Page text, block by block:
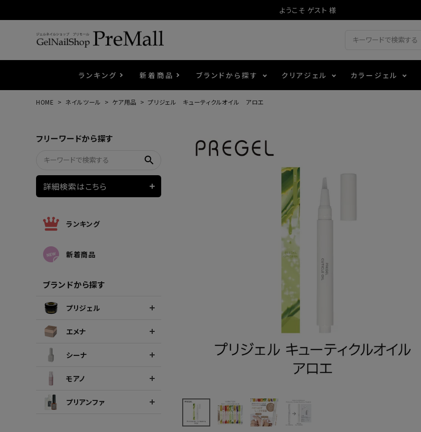
ようこそ ゲスト 様
ランキング 新着商品 ブランドから探す クリアジェル カラージェル
マグネティジェル
ウェービージェル
ピンセット・シザー・スパチュラ
ネイルマシン
パウダー・フレーク
HOME ネイルツール ケア用品 プリジェル キューティクルオイル アロエ
フリーワードから探す
search
詳細検索はこちら
ランキング
新着商品
ブランドから探す
プリジェル
エメナ
シーナ
モアノ
プリアンファ